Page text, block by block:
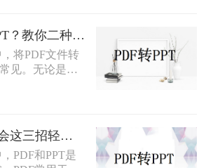
PDF怎么转换成PPT？教你二种转换方法！
将PDF文件转
见。无论是为
进一步处理，
PPT方法都是
绍两种常见的
用户轻松完成
pdf怎么转ppt？学会这三招轻松搞定转换！
PDF和PPT是